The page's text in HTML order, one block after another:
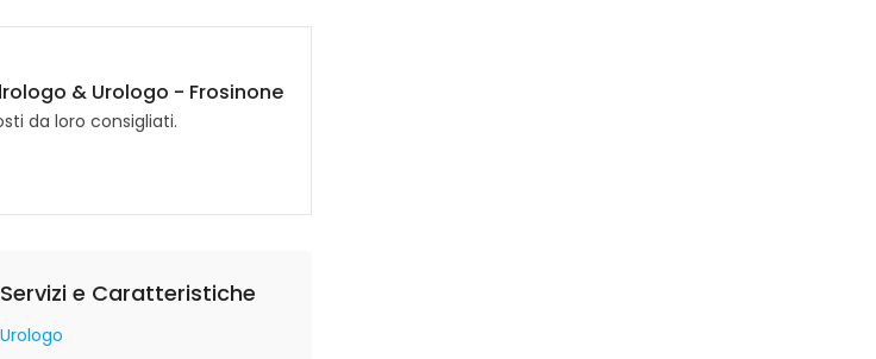
& Urologo - Frosinone
da loro consigliati.
Servizi e Caratteristiche
Urologo